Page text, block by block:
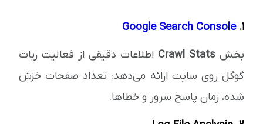
۱. Google Search Console
بخش Crawl Stats اطلاعات دقیقی از فعالیت ربات
گوگل روی سایت ارائه می‌دهد: تعداد صفحات خزش
شده، زمان پاسخ سرور و خطاها.